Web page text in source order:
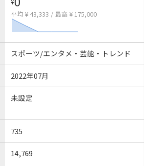
平均 ¥ 43,333 / 最高 ¥ 175,000
スポーツ/エンタメ・芸能・トレンド
2022年07月
未設定
735
14,769